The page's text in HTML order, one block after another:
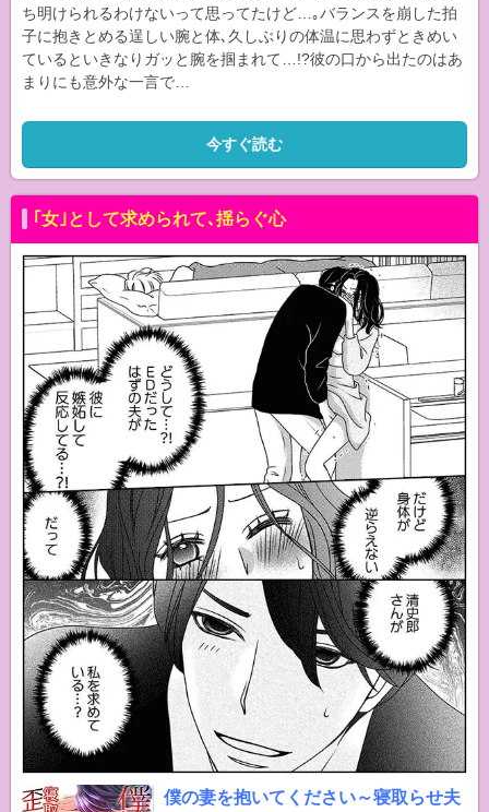
ち明けられるわけないって思ってたけど…｡バランスを崩した拍
子に抱きとめる逞しい腕と体､久しぶりの体温に思わずときめい
ているといきなりガッと腕を掴まれて…!?彼の口から出たのはあ
まりにも意外な一言で…
今すぐ読む
｢女｣として求められて､揺らぐ心
僕の妻を抱いてください～寝取らせ夫